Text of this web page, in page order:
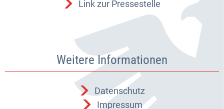
Link zur Pressestelle
Weitere Informationen
Datenschutz
Impressum